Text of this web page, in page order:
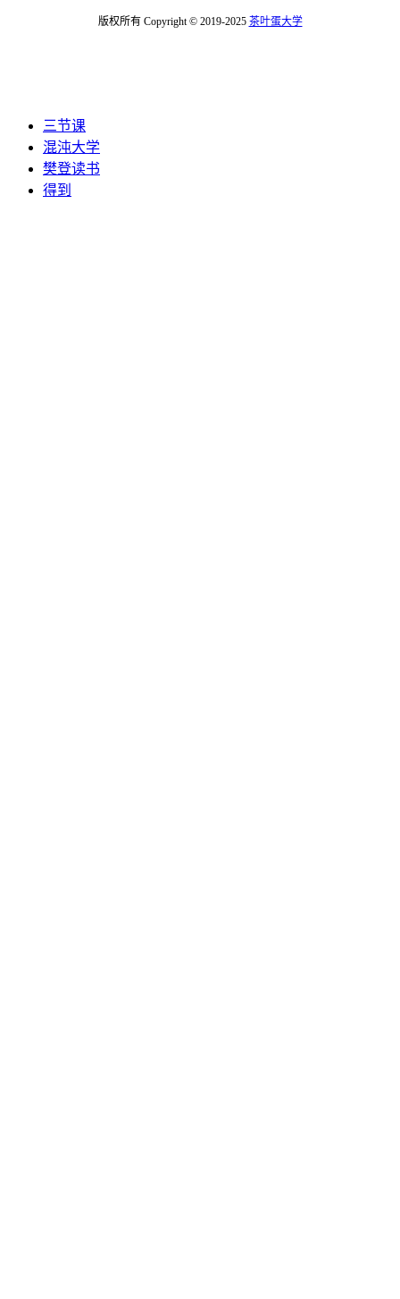
版权所有 Copyright © 2019-2025 茶叶蛋大学
三节课
混沌大学
樊登读书
得到